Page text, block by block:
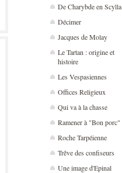
De Charybde en Scylla
Décimer
Jacques de Molay
Le Tartan : origine et
histoire
Les Vespasiennes
Offices Religieux
Qui va à la chasse
Ramener à "Bon porc"
Roche Tarpéienne
Trêve des confiseurs
Une image d'Epinal